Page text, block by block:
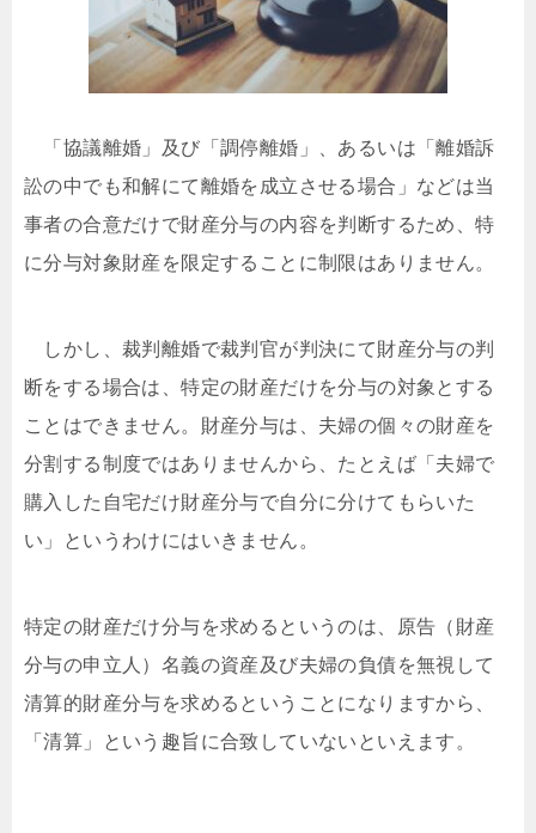
「協議離婚」及び「調停離婚」、あるいは「離婚訴
訟の中でも和解にて離婚を成立させる場合」などは当
事者の合意だけで財産分与の内容を判断するため、特
に分与対象財産を限定することに制限はありません。
しかし、裁判離婚で裁判官が判決にて財産分与の判
断をする場合は、特定の財産だけを分与の対象とする
ことはできません。財産分与は、夫婦の個々の財産を
分割する制度ではありませんから、たとえば「夫婦で
購入した自宅だけ財産分与で自分に分けてもらいた
い」というわけにはいきません。
特定の財産だけ分与を求めるというのは、原告（財産
分与の申立人）名義の資産及び夫婦の負債を無視して
清算的財産分与を求めるということになりますから、
「清算」という趣旨に合致していないといえます。